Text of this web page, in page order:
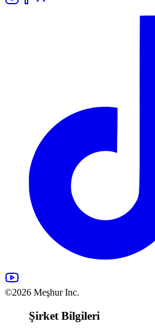
©2026 Meşhur Inc.
Şirket Bilgileri